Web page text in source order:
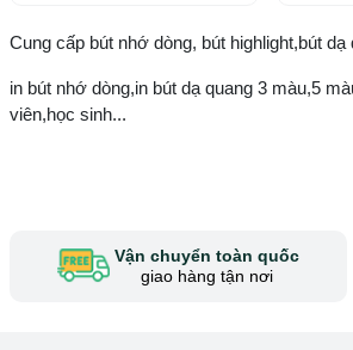
Cung cấp bút nhớ dòng, bút highlight,bút dạ
in bút nhớ dòng,in bút dạ quang 3 màu,5
viên,học sinh...
Vận chuyển toàn quốc
giao hàng tận nơi